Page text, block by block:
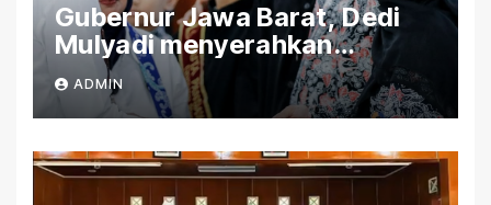
Gubernur Jawa Barat, Dedi
Mulyadi menyerahkan
Bantuan (PIP) Kepada Siswa
SLBN Cicendo Kota Bandung
ADMIN